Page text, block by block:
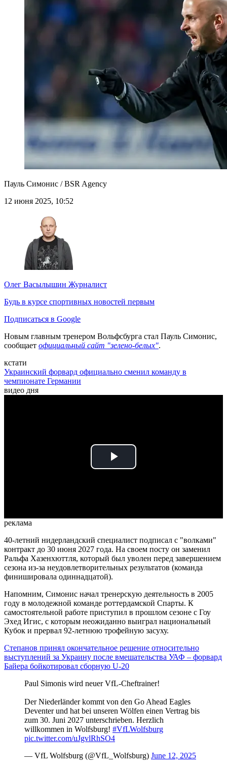
Пауль Симонис / BSR Agency
12 июня 2025, 10:52
Олег Васылышин Журналист
Будь в курсе спортивных новостей первым
Подписаться в Google
Новым главным тренером Вольфсбурга стал Пауль Симонис,
сообщает официальный сайт "зелено-белых".
кстати
Украинский форвард официально сменил команду в
чемпионате Германии
видео дня
Play
реклама
40-летний нидерландский специалист подписал с "волками"
контракт до 30 июня 2027 года. На своем посту он заменил
Ральфа Хазенхюттля, который был уволен перед завершением
сезона из-за неудовлетворительных результатов (команда
финишировала одиннадцатой).
Напомним, Симонис начал тренерскую деятельность в 2005
году в молодежной команде роттердамской Спарты. К
самостоятельной работе приступил в прошлом сезоне с Гоу
Эхед Игис, с которым неожиданно выиграл национальный
Кубок и прервал 92-летнюю трофейную засуху.
Степанов принял окончательное решение относительно
выступлений за Украину после вмешательства УАФ – форвард
Байера бойкотировал сборную U-20
Paul Simonis wird neuer VfL-Cheftrainer!
Der Niederländer kommt von den Go Ahead Eagles
Deventer und hat bei unseren Wölfen einen Vertrag bis
zum 30. Juni 2027 unterschrieben. Herzlich
willkommen in Wolfsburg! #VfLWolfsburg
pic.twitter.com/uJgvlRhSO4
— VfL Wolfsburg (@VfL_Wolfsburg) June 12, 2025